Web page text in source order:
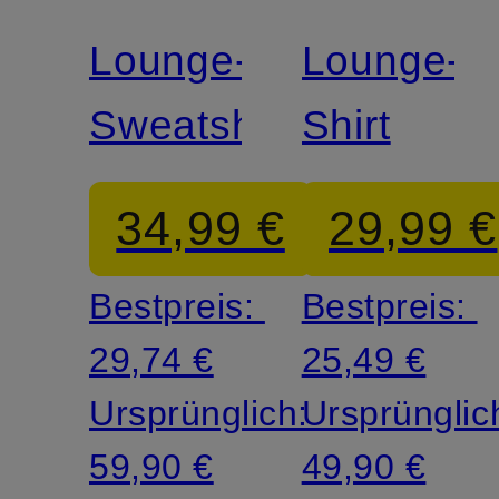
Lounge-
Sweatshorts
34,99 €
Bestpreis:
29,74 €
Ursprünglich:
59,90 €
Lounge-
Shirt
29,99 €
Bestpreis:
25,49 €
49,90 €